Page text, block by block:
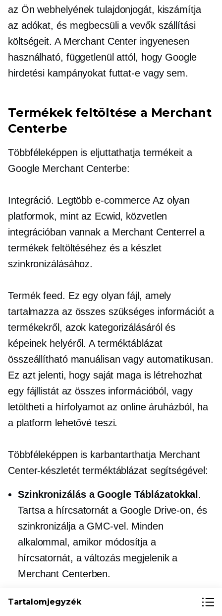
az Ön webhelyének tulajdonjogát, kiszámítja
az adókat, és megbecsüli a vevők szállítási
költségeit. A Merchant Center ingyenesen
használható, függetlenül attól, hogy Google
hirdetési kampányokat futtat-e vagy sem.
Termékek feltöltése a Merchant
Centerbe
Többféleképpen is eljuttathatja termékeit a
Google Merchant Centerbe:
Integráció. Legtöbb e-commerce Az olyan
platformok, mint az Ecwid, közvetlen
integrációban vannak a Merchant Centerrel a
termékek feltöltéséhez és a készlet
szinkronizálásához.
Termék feed. Ez egy olyan fájl, amely
tartalmazza az összes szükséges információt a
termékekről, azok kategorizálásáról és
képeinek helyéről. A terméktáblázat
összeállítható manuálisan vagy automatikusan.
Ez azt jelenti, hogy saját maga is létrehozhat
egy fájllistát az összes információból, vagy
letöltheti a hírfolyamot az online áruházból, ha
a platform lehetővé teszi.
Többféleképpen is karbantarthatja Merchant
Center-készletét terméktáblázat segítségével:
Szinkronizálás a Google Táblázatokkal .
Tartsa a hírcsatornát a Google Drive-on, és
szinkronizálja a GMC-vel. Minden
alkalommal, amikor módosítja a
hírcsatornát, a változás megjelenik a
Merchant Centerben.
inkább a számítógépén szeretne fájlokat
Tartalomjegyzék